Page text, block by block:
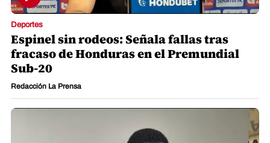
Deportes
Espinel sin rodeos: Señala fallas tras
fracaso de Honduras en el Premundial
Sub-20
Redacción La Prensa